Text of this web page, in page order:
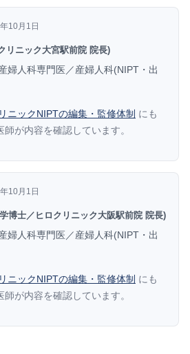
10月1日
リニック大宮駅前院 院長)
婦人科専門医／産婦人科(NIPT・出
ニックNIPTの編集・監修体制 にも
が内容を確認しています。
10月1日
博士／ヒロクリニック大阪駅前院 院長)
婦人科専門医／産婦人科(NIPT・出
ニックNIPTの編集・監修体制 にも
が内容を確認しています。